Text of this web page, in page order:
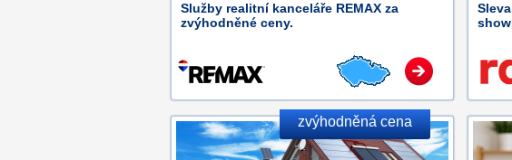
Služby realitní kanceláře REMAX za
zvýhodněné ceny.
zvýhodněná cena